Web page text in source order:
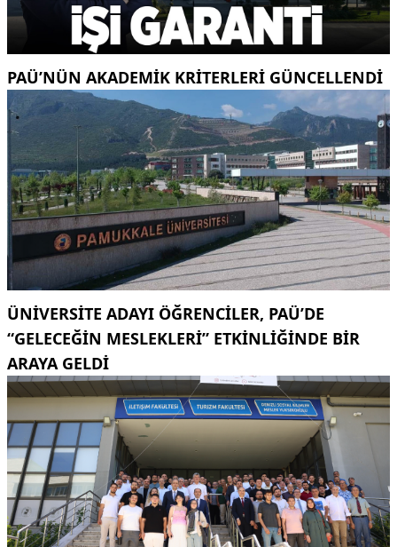
PAÜ’NÜN AKADEMIK KRITERLERI GÜNCELLENDI
ÜNIVERSITE ADAYI ÖĞRENCILER, PAÜ’DE
“GELECEĞIN MESLEKLERI” ETKINLIĞINDE BIR
ARAYA GELDI